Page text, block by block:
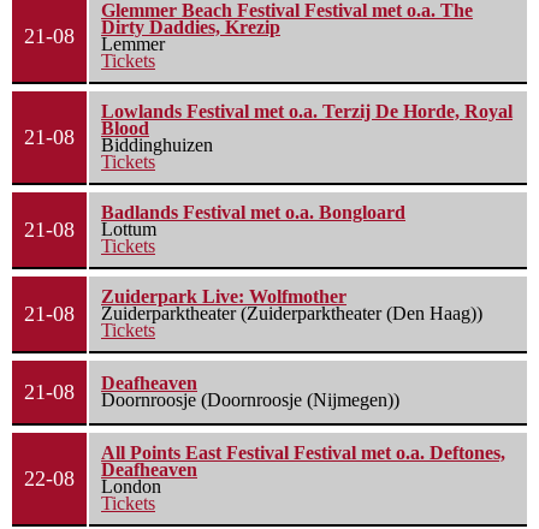
21-08
Glemmer Beach Festival Festival met o.a. The
Dirty Daddies, Krezip
Lemmer
Tickets
21-08
Lowlands Festival met o.a. Terzij De Horde, Royal
Blood
Biddinghuizen
Tickets
21-08
Badlands Festival met o.a. Bongloard
Lottum
Tickets
21-08
Zuiderpark Live: Wolfmother
Zuiderparktheater (Zuiderparktheater (Den Haag))
Tickets
21-08
Deafheaven
Doornroosje (Doornroosje (Nijmegen))
22-08
All Points East Festival Festival met o.a. Deftones,
Deafheaven
London
Tickets